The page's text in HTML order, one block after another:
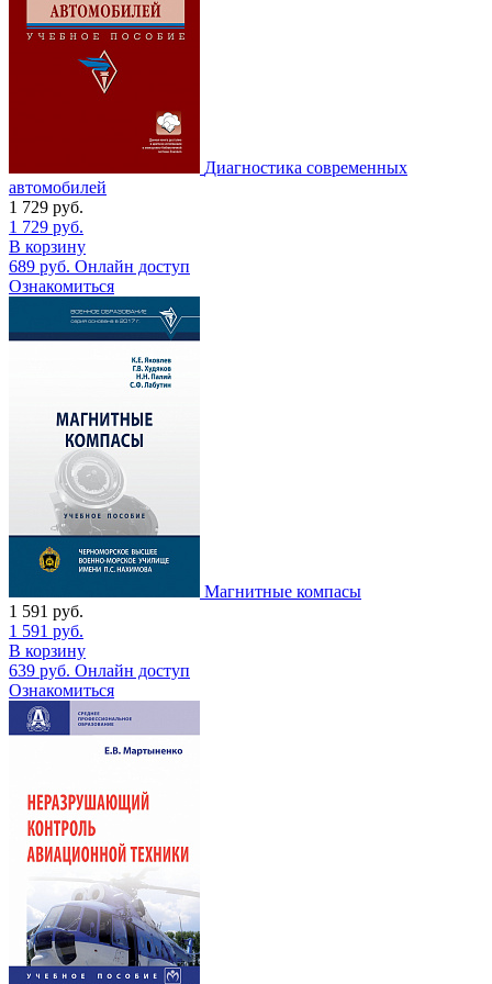
Диагностика современных
автомобилей
1 729 руб.
1 729 руб.
В корзину
689 руб. Онлайн доступ
Ознакомиться
Магнитные компасы
1 591 руб.
1 591 руб.
В корзину
639 руб. Онлайн доступ
Ознакомиться